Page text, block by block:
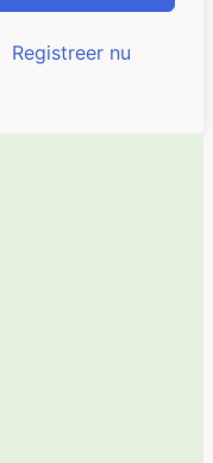
Registreer nu